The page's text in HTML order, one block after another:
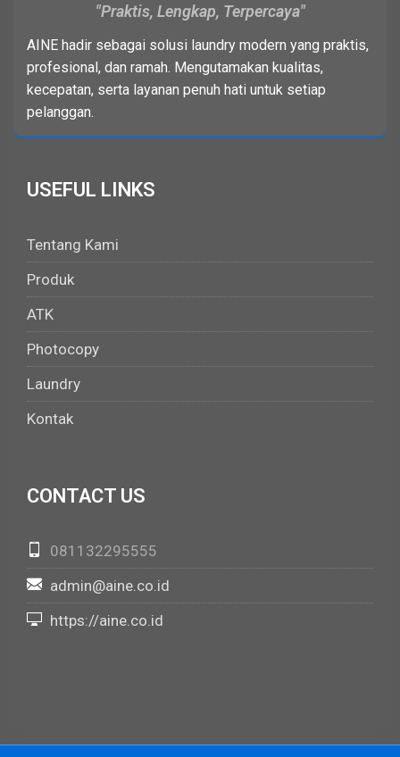
Praktis, Lengkap, Terpercaya
AINE hadir sebagai solusi laundry modern yang praktis,
profesional, dan ramah. Mengutamakan kualitas,
kecepatan, serta layanan penuh hati untuk setiap
pelanggan.
USEFUL LINKS
Tentang Kami
Produk
ATK
Photocopy
Laundry
Kontak
CONTACT US
081132295555
admin@aine.co.id
https://aine.co.id